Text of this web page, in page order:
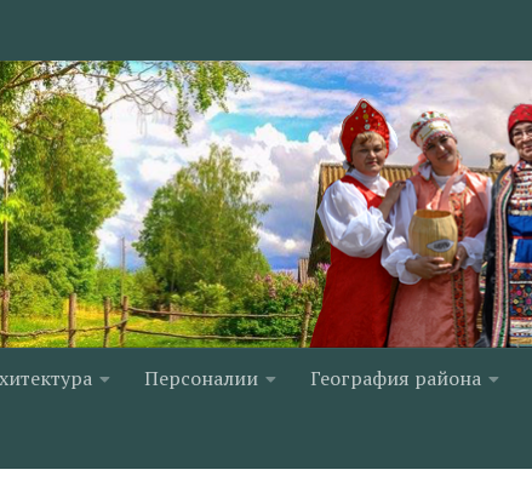
Персоналии География района